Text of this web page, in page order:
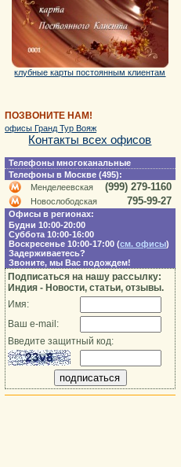
клубные карты постоянным клиентам
ПОЗВОНИТЕ НАМ!
офисы Гранд Тур Вояж
Контакты всех офисов
Телефоны многоканальные
Телефоны в Москве (495):
Менделеевская
(999) 279-1160
Новослободская 795-99-27
Офисы в регионах:
Будни 10:00-20:00
Суббота 10:00-16:00
Воскресенье 10:00-17:00 (см. офисы)
Задерживаетесь?
Звоните, мы Вас подождем!
Подписаться на нашу рассылку:
Индия - Новости, статьи, отзывы.
Имя:
Ваш e-mail:
Введите защитный код: